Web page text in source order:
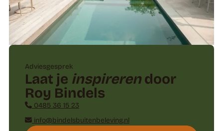
Adviesgesprek
Laat je inspirerendoor
Roy Bindels
0485 36 15 23
info@bindelsbuitenbeleving.nl